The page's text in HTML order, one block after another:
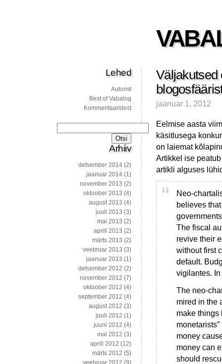
Väljakutsed
jaanuar 1, 2012
Eelmise aasta
käsitlusega
on laiemat
Artikkel ise
artikli alguses
Neo-
believes
The fiscal
revive their
without first
default.
vigilantes.
The neo-
mired in the
make things
money
money can
should
Lehed
Autorist
Best of Vabalog
Kommentaaridest
Arhiiv
detsember 2014 (2)
jaanuar 2014 (1)
november 2013 (2)
oktoober 2013 (4)
august 2013 (4)
juuli 2013 (3)
mai 2013 (2)
aprill 2013 (2)
märts 2013 (2)
veebruar 2013 (3)
jaanuar 2013 (1)
detsember 2012 (2)
november 2012 (7)
oktoober 2012 (4)
september 2012 (4)
august 2012 (3)
juuli 2012 (1)
juuni 2012 (4)
mai 2012 (3)
aprill 2012 (12)
märts 2012 (5)
veebruar 2012 (9)